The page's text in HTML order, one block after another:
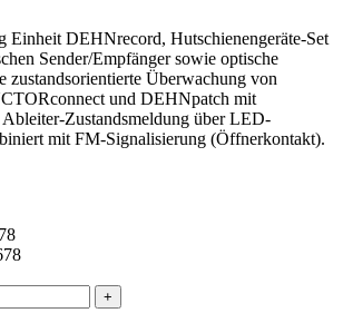
Einheit DEHNrecord, Hutschienengeräte-Set
Sender/Empfänger sowie optische
zustandsorientierte Überwachung von
und DEHNpatch mit
Zustandsmeldung über LED-
mit FM-Signalisierung (Öffnerkontakt).
+